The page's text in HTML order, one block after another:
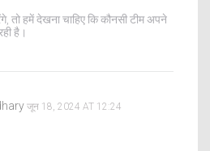
तो हमें देखना चाहिए कि कौनसी टीम अपने
है।
जून 18, 2024 AT 12:24